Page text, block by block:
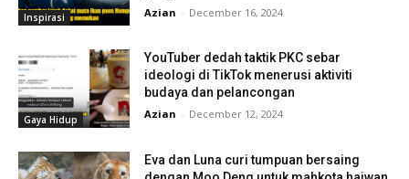
Inspirasi Azian - December 16, 2024
Gaya Hidup
YouTuber dedah taktik PKC sebar
ideologi di TikTok menerusi aktiviti
budaya dan pelancongan
Azian - December 12, 2024
Eva dan Luna curi tumpuan bersaing